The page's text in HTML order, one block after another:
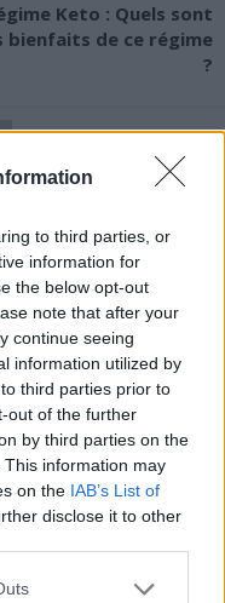
to third parties, or
information for
the below opt-out
note that after your
continue seeing
information utilized by
third parties prior to
out of the further
by third parties on the
This information may
on the IAB’s List of
disclose it to other
Keto : Quels sont
bienfaits de ce régime
?
DE L'AUTEUR
Santé